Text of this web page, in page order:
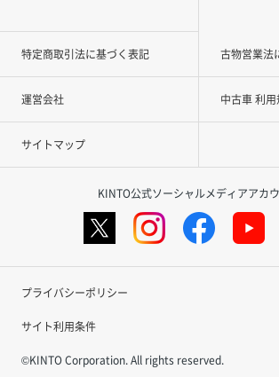
特定商取引法に基づく表記 古物営業法
運営会社 中古車 利
サイトマップ
KINTO公式ソーシャルメディアアカ
プライバシーポリシー
サイト利用条件
©KINTO Corporation. All rights reserved.